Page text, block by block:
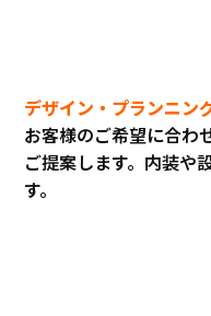
デザイン・プランニン
お客様のご希望に合わ
ご提案します。内装や
す。